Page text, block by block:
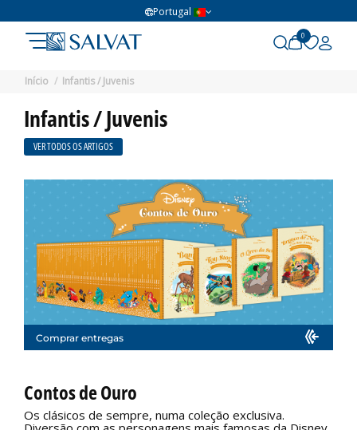
Portugal
0
Início Infantis / Juvenis
Infantis / Juvenis
VER TODOS OS ARTIGOS
Comprar entregas
Contos de Ouro
Os clásicos de sempre, numa coleção exclusiva.